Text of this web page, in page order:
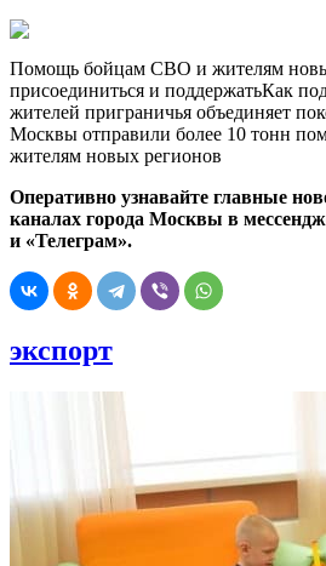
Помощь бойцам СВО и жителям
присоединиться и поддержатьКак
жителей приграничья объединяет
Москвы отправили более 10 тонн
жителям новых регионов
Оперативно узнавайте главные
каналах города Москвы в
и «Телеграм».
экспорт